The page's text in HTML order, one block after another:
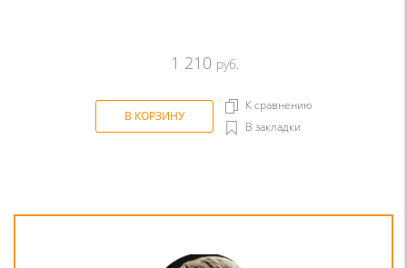
1 210 руб.
В КОРЗИНУ
К сравнению
В закладки